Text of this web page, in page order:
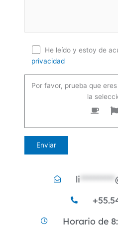
He leído y estoy de
privacidad
Por favor, prueba que
la
li **********
Horario de